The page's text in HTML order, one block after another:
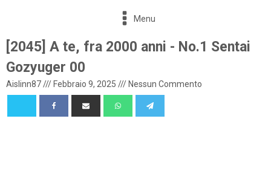
Menu
[2045] A te, fra 2000 anni - No.1 Sentai
Gozyuger 00
Aislinn87/// Febbraio 9, 2025 /// Nessun Commento